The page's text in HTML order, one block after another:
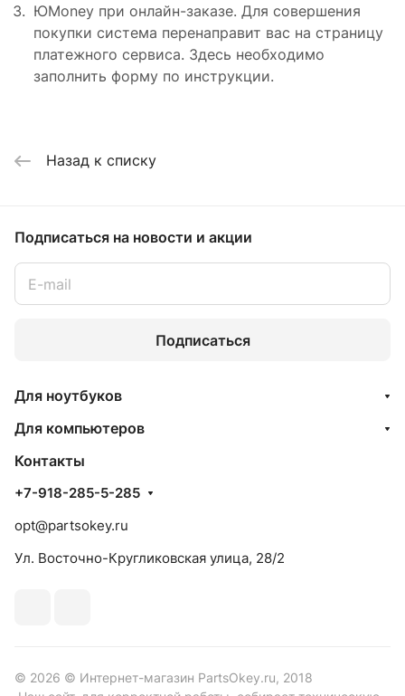
ЮMoney при онлайн-заказе. Для совершения
покупки система перенаправит вас на страницу
платежного сервиса. Здесь необходимо
заполнить форму по инструкции.
Назад к списку
Подписаться на новости и акции
Подписаться
Для ноутбуков
Для компьютеров
Контакты
+7-918-285-5-285
opt@partsokey.ru
Ул. Восточно-Кругликовская улица, 28/2
© 2026 © Интернет-магазин PartsOkey.ru, 2018